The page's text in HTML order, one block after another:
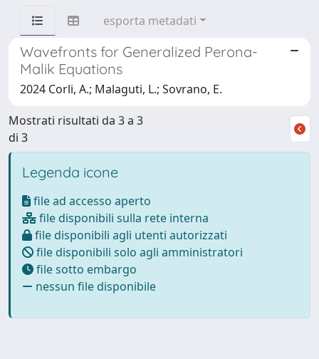
esporta metadati
Wavefronts for Generalized Perona-
Malik Equations
2024 Corli, A.; Malaguti, L.; Sovrano, E.
Mostrati risultati da 3 a 3
di 3
Legenda icone
file ad accesso aperto
file disponibili sulla rete interna
file disponibili agli utenti autorizzati
file disponibili solo agli amministratori
file sotto embargo
nessun file disponibile